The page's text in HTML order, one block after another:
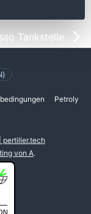
Tankstelle
Petroly
von A.